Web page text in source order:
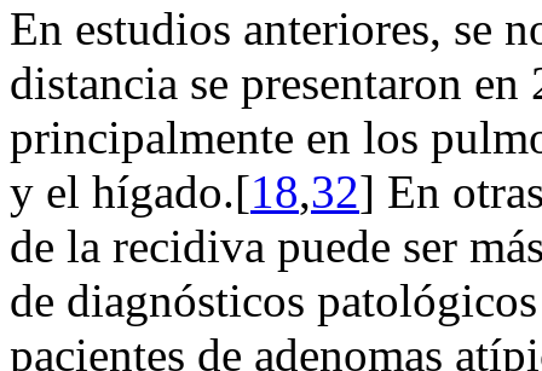
En estudios anteriores, se
distancia se presentaron
principalmente en los
y el hígado.[18,32] En
de la recidiva puede ser
de diagnósticos
pacientes de adenomas